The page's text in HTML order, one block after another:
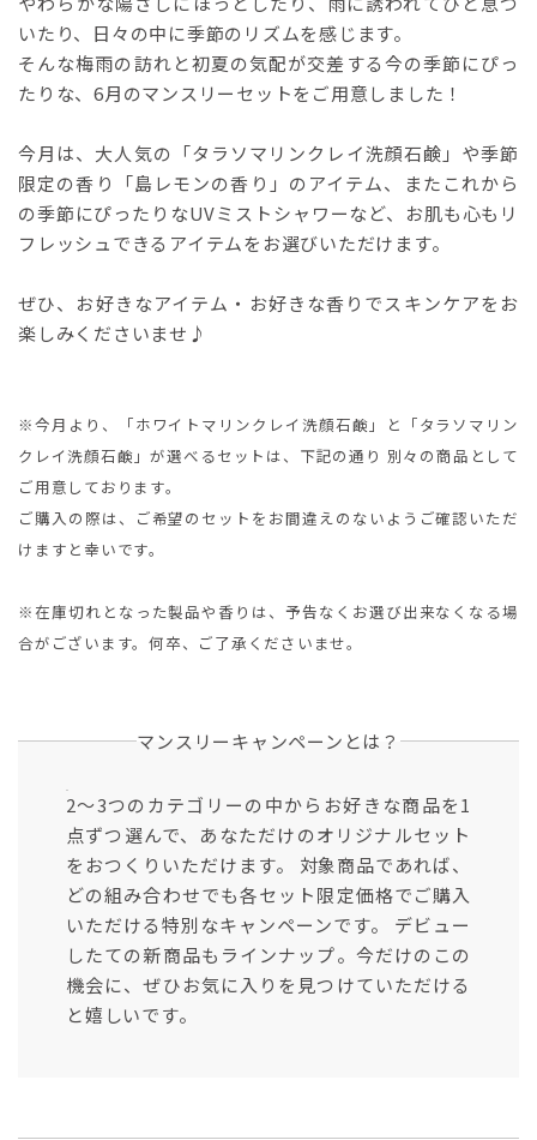
いたり、日々の中に季節のリズムを感じます。
そんな梅雨の訪れと初夏の気配が交差する今の季節にぴっ
たりな、6月のマンスリーセットをご用意しました！
今月は、大人気の「タラソマリンクレイ洗顔石鹸」や季節
限定の香り「島レモンの香り」のアイテム、またこれから
の季節にぴったりなUVミストシャワーなど、お肌も心もリ
フレッシュできるアイテムをお選びいただけます。
ぜひ、お好きなアイテム・お好きな香りでスキンケアをお
楽しみくださいませ♪
※今月より、「ホワイトマリンクレイ洗顔石鹸」と「タラソマリン
クレイ洗顔石鹸」が選べるセットは、下記の通り 別々の商品として
ご用意しております。
ご購入の際は、ご希望のセットをお間違えのないようご確認いただ
けますと幸いです。
※在庫切れとなった製品や香りは、予告なくお選び出来なくなる場
合がございます。何卒、ご了承くださいませ。
マンスリーキャンペーンとは？
2～3つのカテゴリーの中からお好きな商品を1
点ずつ選んで、あなただけのオリジナルセット
をおつくりいただけます。 対象商品であれば、
どの組み合わせでも各セット限定価格でご購入
いただける特別なキャンペーンです。 デビュー
したての新商品もラインナップ。今だけのこの
機会に、ぜひお気に入りを見つけていただける
と嬉しいです。